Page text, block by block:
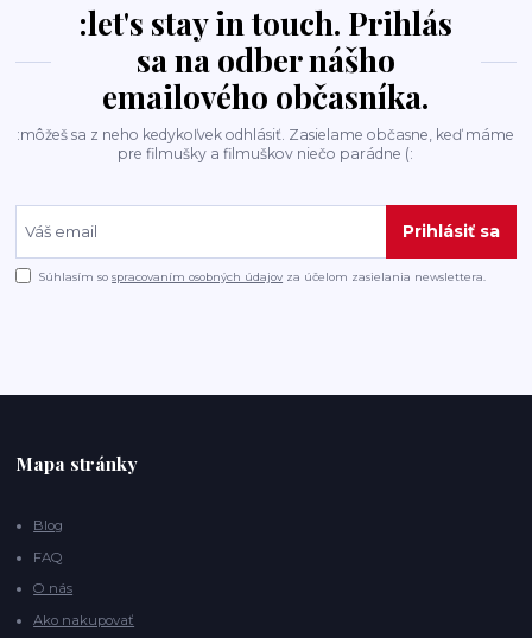
:let's stay in touch. Prihlás
sa na odber nášho
emailového občasníka.
:môžeš sa z neho kedykoľvek odhlásiť. Zasielame občasne, keď máme
pre filmušky a filmuškov niečo parádne (:
Prihlásiť sa
Súhlasím sospracovaním osobných údajov za účelom zasielania newslettera.
Mapa stránky
Blog
FAQ
O nás
Ako nakupovať